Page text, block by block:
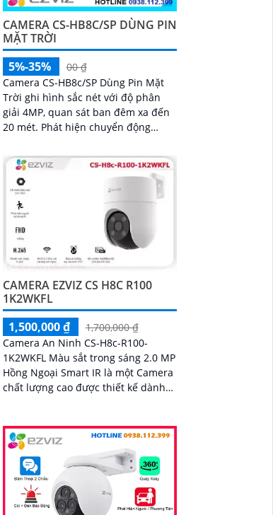
CAMERA CS-HB8C/SP DÙNG PIN
MẶT TRỜI
5%-35%
00 ₫
Camera CS-HB8c/SP Dùng Pin Mặt
Trời ghi hình sắc nét với độ phân
giải 4MP, quan sát ban đêm xa đến
20 mét. Phát hiện chuyển động
động
CAMERA EZVIZ CS H8C R100
1K2WKFL
1,500,000 ₫
1,700,000 ₫
Camera An Ninh CS-H8c-R100-
1K2WKFL Màu sắt trong sáng 2.0 MP
Hồng Ngoại Smart IR là một Camera
chất lượng cao được thiết kế dành